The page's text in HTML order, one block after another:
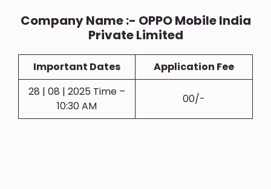
Company Name :- OPPO Mobile India
Private Limited
Important Dates
Application Fee
28 | 08 | 2025 Time –
10:30 AM
00/-